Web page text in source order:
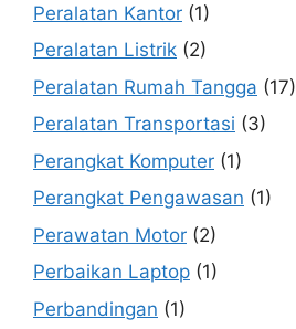
Peralatan Kantor (1)
Peralatan Listrik (2)
Peralatan Rumah Tangga (17)
Peralatan Transportasi (3)
Perangkat Komputer (1)
Perangkat Pengawasan (1)
Perawatan Motor (2)
Perbaikan Laptop (1)
Perbandingan (1)